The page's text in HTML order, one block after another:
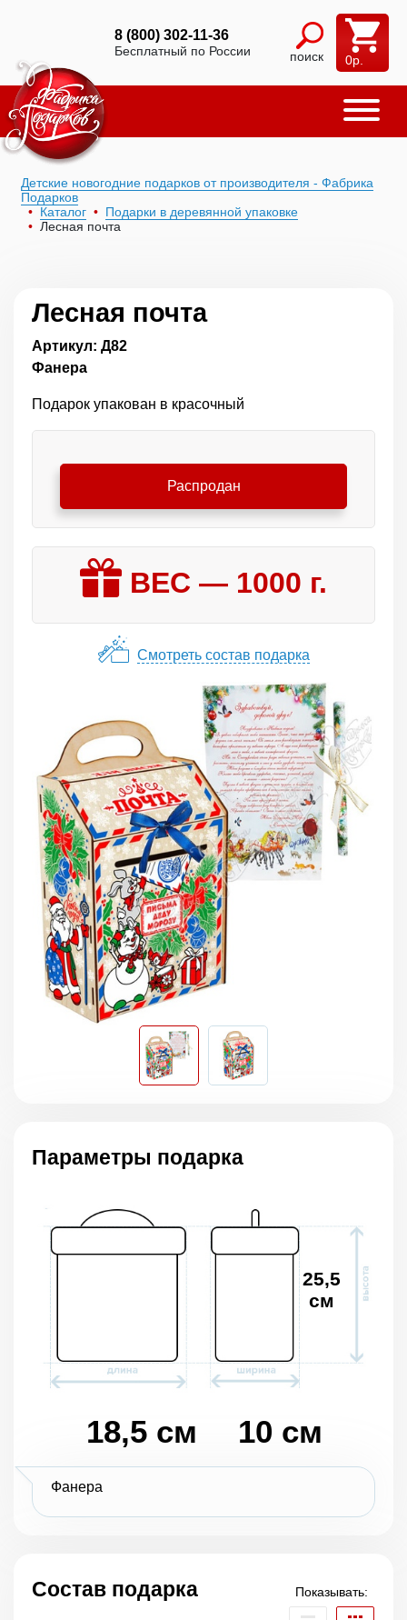
8 (800) 302-11-36
Бесплатный по России поиск 0р.
Детские новогодние подарков от производителя - Фабрика
Подарков
Каталог
Подарки в деревянной упаковке
Лесная почта
Лесная почта
Артикул: Д82
Фанера
Подарок упакован в красочный
Распродан
ВЕС — 1000 г.
Смотреть состав подарка
Параметры подарка
18,5 см 10 см
25,5
см
Фанера
Состав подарка Показывать: